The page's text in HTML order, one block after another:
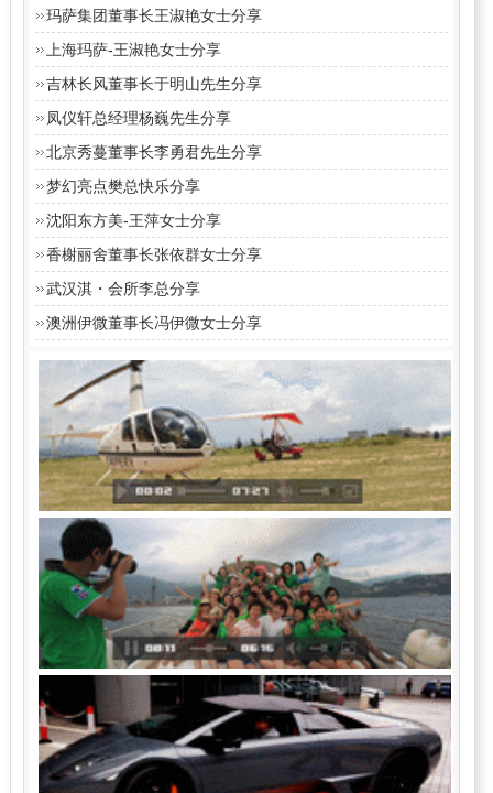
玛萨集团董事长王淑艳女士分享
上海玛萨-王淑艳女士分享
吉林长风董事长于明山先生分享
凤仪轩总经理杨巍先生分享
北京秀蔓董事长李勇君先生分享
梦幻亮点樊总快乐分享
沈阳东方美-王萍女士分享
香榭丽舍董事长张依群女士分享
武汉淇・会所李总分享
澳洲伊微董事长冯伊微女士分享